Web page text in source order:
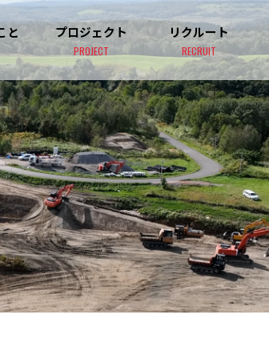
と プロジェクト
PROJECT
リクルート
RECRUIT